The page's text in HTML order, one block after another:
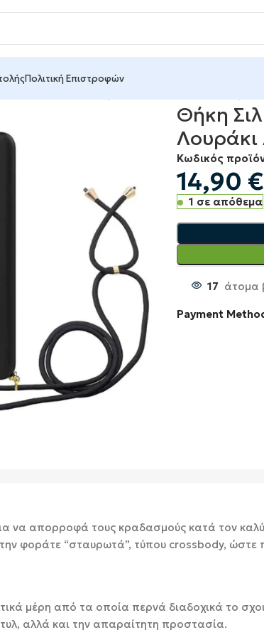
Πολιτική Επιστροφών
Θήκη
Κωδικός
14,90 €
1 σε απόθεμα
17 άτομα
Payment
να απορροφά τους κραδασμούς κατά τον
την φοράτε “σταυρωτά”, τύπου crossbody,
μέρη από τα οποία περνά διαδοχικά το
αλλά και την απαραίτητη προστασία.